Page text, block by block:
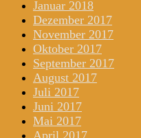
Januar 2018
Dezember 2017
November 2017
Oktober 2017
September 2017
August 2017
Juli 2017
Juni 2017
Mai 2017